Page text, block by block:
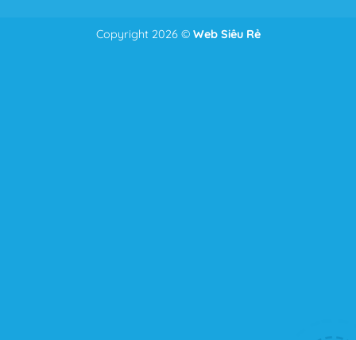
Copyright 2026 © Web Siêu Rẻ